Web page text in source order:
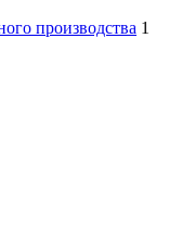
производства 1